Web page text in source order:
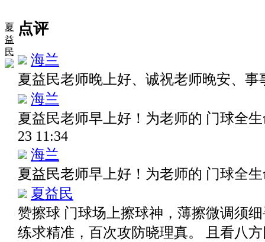
夏
益
民
点评
海兰
夏益民老师晚上好、诚祝老师晚安、
海兰
夏益民老师早上好！为老师的 门球全
23 11:34
海兰
夏益民老师早上好！为老师的 门球全
夏益民
赞擦球 门球场上擦球神，薄擦微调须
练求精准，百次攻防晓理真。 且看八